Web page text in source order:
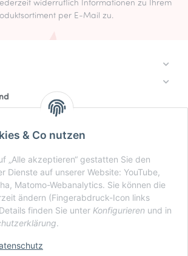
& Co nutzen
„Alle akzeptieren“ gestatten Sie den
Dienste auf unserer Website: YouTube,
Matomo-Webanalytics. Sie können die
ändern (Fingerabdruck-Icon links
finden Sie unter Konfigurieren und in
.
widerruflich Informationen zu Ihrem
per E-Mail zu.
VERTRAG WIDERRUFEN
inkl. gesetzlicher USt., zzgl.